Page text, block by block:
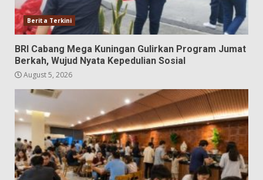
Berita Terkini
BRI Cabang Mega Kuningan Gulirkan Program Jumat
Berkah, Wujud Nyata Kepedulian Sosial
August 5, 2026